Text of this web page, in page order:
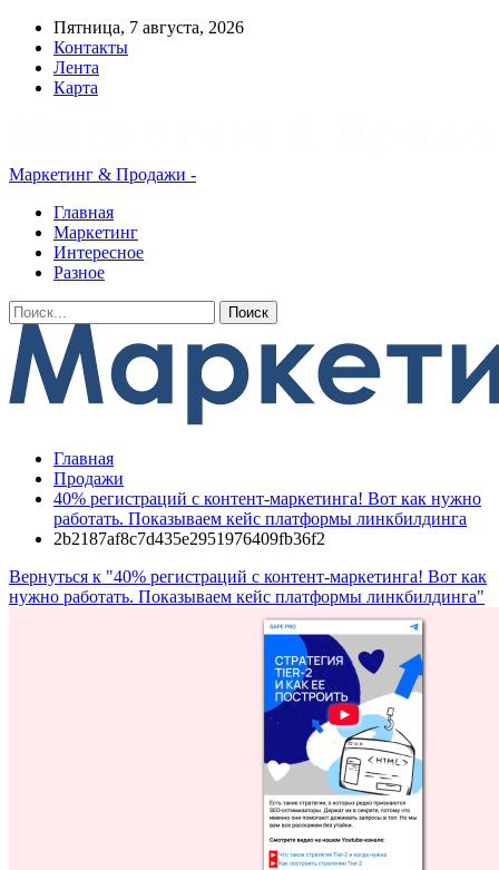
Пятница, 7 августа, 2026
Контакты
Лента
Карта
Маркетинг & Продажи -
Главная
Маркетинг
Интересное
Разное
Главная
Продажи
40% регистраций с контент-маркетинга! Вот как нужно
работать. Показываем кейс платформы линкбилдинга
2b2187af8c7d435e2951976409fb36f2
Вернуться к "40% регистраций с контент-маркетинга! Вот как
нужно работать. Показываем кейс платформы линкбилдинга"